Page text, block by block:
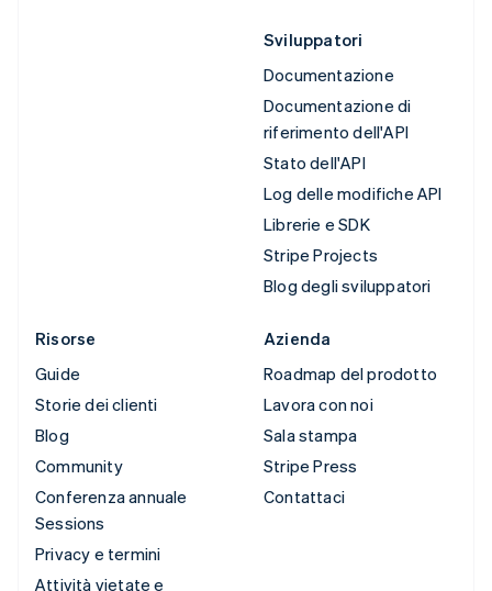
Sviluppatori
Documentazione
Documentazione di
riferimento dell'API
Stato dell'API
Log delle modifiche API
Librerie e SDK
Stripe Projects
Blog degli sviluppatori
Risorse
Guide
Storie dei clienti
Blog
Community
Conferenza annuale
Sessions
Privacy e termini
Attività vietate e
Azienda
Roadmap del prodotto
Lavora con noi
Sala stampa
Stripe Press
Contattaci